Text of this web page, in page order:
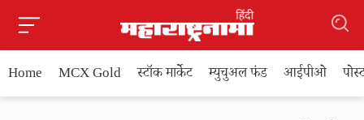
Home MCX Gold स्टॉक मार्केट म्युचुअल फंड आईपीओ